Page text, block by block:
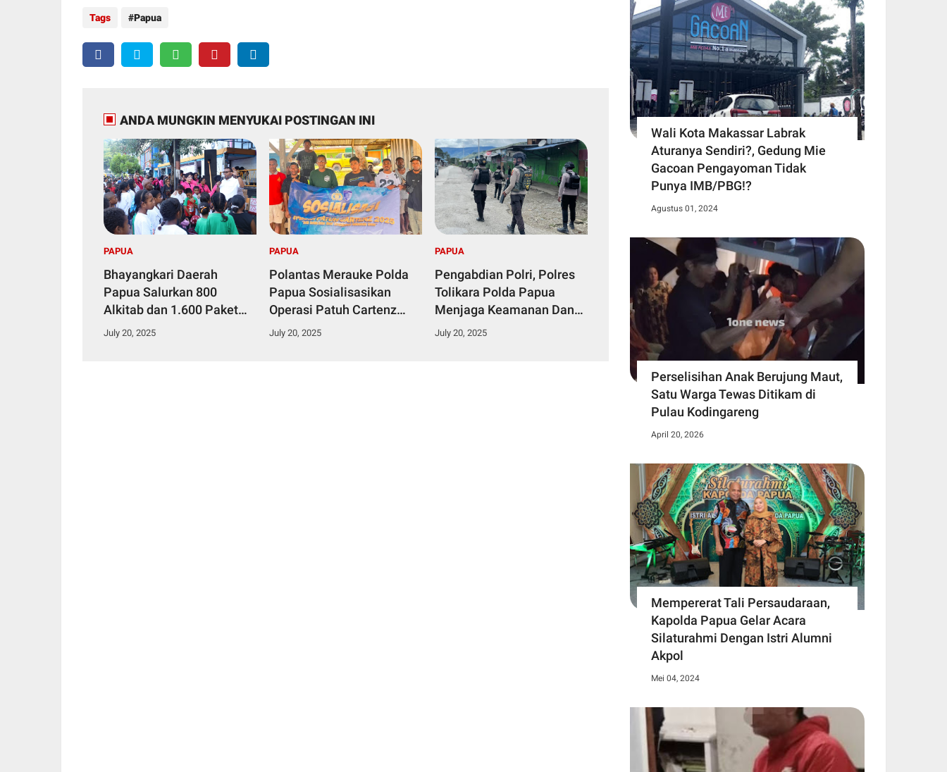
Tags Papua
ANDA MUNGKIN MENYUKAI POSTINGAN INI
PAPUA
Bhayangkari Daerah
Papua Salurkan 800
Alkitab dan 1.600 Paket
Makanan Bergizi dalam
July 20, 2025
PAPUA
Polantas Merauke Polda
Papua Sosialisasikan
Operasi Patuh Cartenz
2025, Keselamatan
July 20, 2025
PAPUA
Pengabdian Polri, Polres
Tolikara Polda Papua
Menjaga Keamanan Dan
Kenyamanan Masyarakat
July 20, 2025
Wali Kota Makassar Labrak
Aturanya Sendiri?, Gedung Mie
Gacoan Pengayoman Tidak
Punya IMB/PBG!?
Agustus 01, 2024
Perselisihan Anak Berujung Maut,
Satu Warga Tewas Ditikam di
Pulau Kodingareng
April 20, 2026
Mempererat Tali Persaudaraan,
Kapolda Papua Gelar Acara
Silaturahmi Dengan Istri Alumni
Akpol
Mei 04, 2024